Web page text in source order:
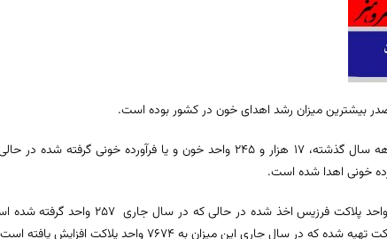
ابراهیم میری مقدم اظهار کرد: در بازه زمانی ۱۰ ماهه سال گذشته، ۱۷ هزار و ۲۴۵ واحد خون و یا فرآورده خونی گرفته شده
وی با بیان اینکه در این مدت در سال گذشته، ۱۸۶ واحد پلاکت فرزیس اخذ شده در حالی که در سال جاری